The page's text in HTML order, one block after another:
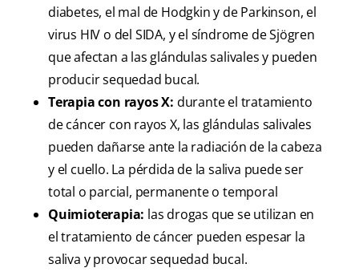
diabetes, el mal de Hodgkin y de Parkinson, el
virus HIV o del SIDA, y el síndrome de Sjögren
que afectan a las glándulas salivales y pueden
producir sequedad bucal.
Terapia con rayos X: durante el tratamiento
de cáncer con rayos X, las glándulas salivales
pueden dañarse ante la radiación de la cabeza
y el cuello. La pérdida de la saliva puede ser
total o parcial, permanente o temporal
Quimioterapia: las drogas que se utilizan en
el tratamiento de cáncer pueden espesar la
saliva y provocar sequedad bucal.